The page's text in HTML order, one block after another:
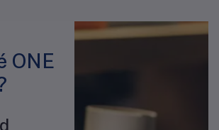
ONE